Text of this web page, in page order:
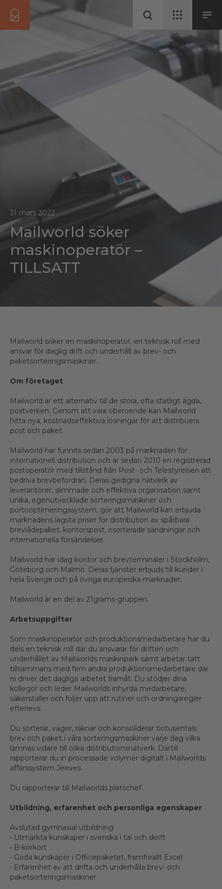
31 mars 2022
Mailworld söker
maskinoperatör –
TILLSATT
Mailworld söker en maskinoperatör, en teknisk roll med
ansvar för daglig drift och underhåll av brev- och
paketsorteringsmaskiner.
Om företaget
Mailworld är ett alternativ till de stora, ofta statligt ägda,
postverken. Genom att vara oberoende kan Mailworld
hitta nya, kostnadseffektiva lösningar för att distribuera
post och paket.
Mailworld har funnits sedan 2003 på marknaden för
internationell distribution och är sedan 2010 en registrerad
postoperatör med tillstånd från Post- och Telestyrelsen att
bedriva brevbefordran. Deras gedigna nätverk av
leverantörer, slimmade och effektiva organisation samt
unika, egenutvecklade sorteringsmaskiner och
portooptimeringssystem, gör att Mailworld kan erbjuda
marknadens lägsta priser för distribution av spårbara
brevlådepaket, kontorspost, osorterade sändningar och
internationella försändelser.
Mailworld har idag kontor och brevterminaler i Stockholm,
Göteborg och Malmö. Deras tjänster erbjuds till kunder i
hela Sverige och på övriga europeiska marknader.
Mailworld är en del av 21grams-gruppen.
Arbetsuppgifter
Som maskinoperatör och produktionsmedarbetare har du
dels en teknisk roll där du ansvarar för driften och
underhållet av Mailworlds maskinpark samt arbetar tätt
tillsammans med fem andra produktionsmedarbetare där
ni driver det dagliga arbetet framåt. Du stödjer dina
kollegor och leder Mailworlds inhyrda medarbetare,
säkerställer och följer upp att rutiner och ordningsregler
efterlevs.
Du sorterar, väger, räknar och konsoliderar tiotusentals
brev och paket i våra sorteringsmaskiner varje dag vilka
lämnas vidare till olika distributionsnätverk. Därtill
rapporterar du in processade volymer digitalt i Mailworlds
affärssystem Jeeves.
Du rapporterar till Mailworlds platschef.
Utbildning, erfarenhet och personliga egenskaper
Avslutad gymnasial utbildning
• Utmärkta kunskaper i svenska i tal och skrift
• B-körkort
• Goda kunskaper i Officepaketet, framförallt Excel
• Erfarenhet av att drifta och underhålla brev- och
paketsorteringsmaskiner